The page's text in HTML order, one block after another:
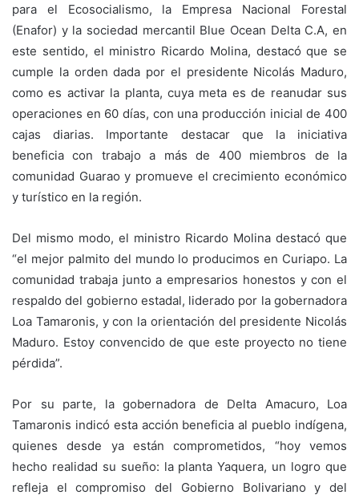
para el Ecosocialismo, la Empresa Nacional Forestal
(Enafor) y la sociedad mercantil Blue Ocean Delta C.A, en
este sentido, el ministro Ricardo Molina, destacó que se
cumple la orden dada por el presidente Nicolás Maduro,
como es activar la planta, cuya meta es de reanudar sus
operaciones en 60 días, con una producción inicial de 400
cajas diarias. Importante destacar que la iniciativa
beneficia con trabajo a más de 400 miembros de la
comunidad Guarao y promueve el crecimiento económico
y turístico en la región.
Del mismo modo, el ministro Ricardo Molina destacó que
“el mejor palmito del mundo lo producimos en Curiapo. La
comunidad trabaja junto a empresarios honestos y con el
respaldo del gobierno estadal, liderado por la gobernadora
Loa Tamaronis, y con la orientación del presidente Nicolás
Maduro. Estoy convencido de que este proyecto no tiene
pérdida”.
Por su parte, la gobernadora de Delta Amacuro, Loa
Tamaronis indicó esta acción beneficia al pueblo indígena,
quienes desde ya están comprometidos, “hoy vemos
hecho realidad su sueño: la planta Yaquera, un logro que
refleja el compromiso del Gobierno Bolivariano y del